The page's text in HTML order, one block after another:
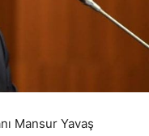
Mansur Yavaş